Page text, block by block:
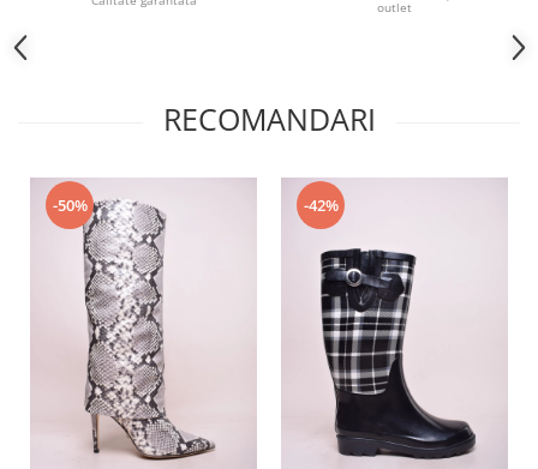
outlet
RECOMANDARI
-50% -42%